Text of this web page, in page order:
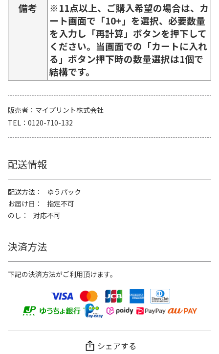
備考
※11点以上、ご購入希望の場合は、カ
ート画面で「10+」を選択、必要数量
を入力し「再計算」ボタンを押下して
ください。当画面での「カートに入れ
る」ボタン押下時の数量選択は1個で
結構です。
販売者
マイプリント株式会社
TEL
0120-710-132
配送情報
配送方法
ゆうパック
お届け日
指定不可
のし
対応不可
決済方法
下記の決済方法がご利用頂けます。
シェアする